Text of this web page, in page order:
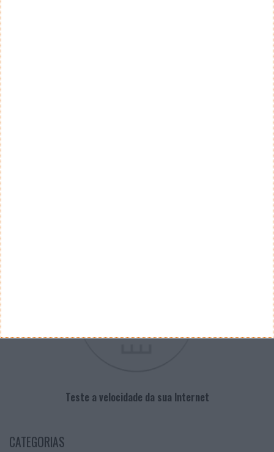
Teste a velocidade da sua Internet
CATEGORIAS